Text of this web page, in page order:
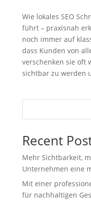
Wie lokales SEO
führt – praxisnah
noch immer auf
dass Kunden von
verschenken sie oft
sichtbar zu werden
Recent
Mehr Sichtbarkeit,
Unternehmen eine
Mit einer
für nachhaltigen